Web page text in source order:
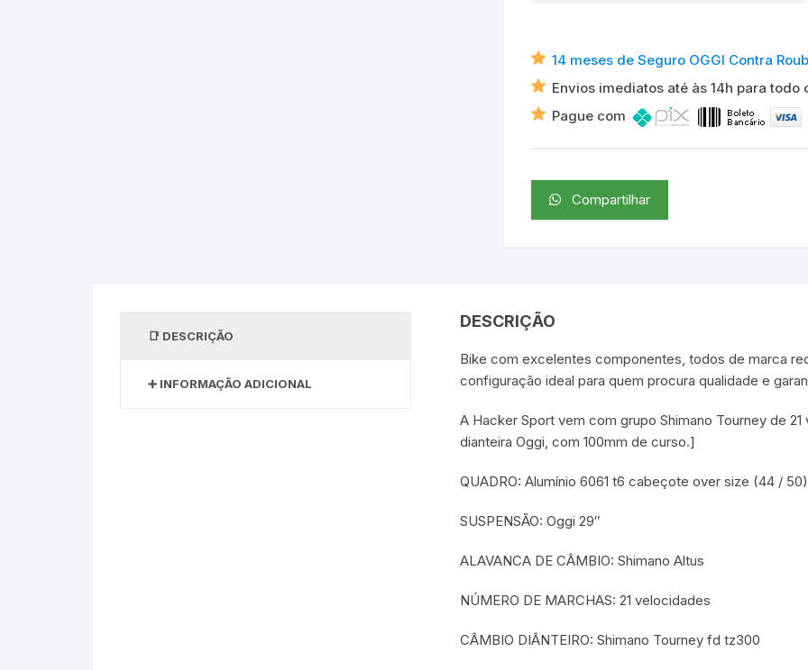
14 meses de Seguro OGGI Contra
Envios imediatos até às 14h para todo
Pague com
Compartilhar
DESCRIÇÃO
INFORMAÇÃO ADICIONAL
DESCRIÇÃO
Bike com excelentes componentes, todos de marca
configuração ideal para quem procura qualidade e
A Hacker Sport vem com grupo Shimano Tourney de
dianteira Oggi, com 100mm de curso.]
QUADRO: Alumínio 6061 t6 cabeçote over size (44 / 50)
SUSPENSÃO: Oggi 29″
ALAVANCA DE CÂMBIO: Shimano Altus
NÚMERO DE MARCHAS: 21 velocidades
CÂMBIO DIÂNTEIRO: Shimano Tourney fd tz300